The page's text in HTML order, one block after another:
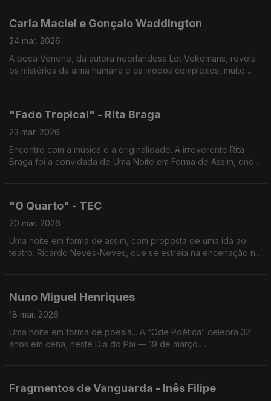
Carla Maciel e Gonçalo Waddington
24 mar. 2026
A peça Veneno, da autora neerlandesa Lot Vekemans, revela
os mistérios da alma humana e os modos complexos, muito
"Fado Tropical" - Rita Braga
23 mar. 2026
Encontro com a música e a originalidade. A irreverente Rita
Braga foi a convidada de Uma Noite em Forma de Assim, onde
"O Quarto" - TEC
20 mar. 2026
Uma noite em forma de assim, com proposta de uma ida ao
teatro. Ricardo Neves-Neves, que se estreia na encenação no
Nuno Miguel Henriques
18 mar. 2026
Uma noite em forma de poesia... A “Ode Poética” celebra 32
anos em cena, neste Dia do Pai — 19 de março.
Fragmentos de Vanguarda - Inês Filipe